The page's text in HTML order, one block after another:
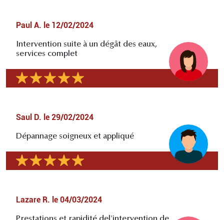
Paul A. le 12/02/2024
Intervention suite à un dégât des eaux,
services complet
Saul D. le 29/02/2024
Dépannage soigneux et appliqué
Lazare R. le 04/03/2024